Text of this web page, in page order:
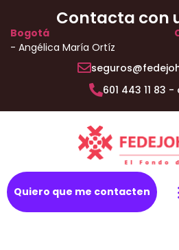
Contacta con
Bogotá
- Angélica María Ortíz
601 443 11 83 -
Quiero que me contacten